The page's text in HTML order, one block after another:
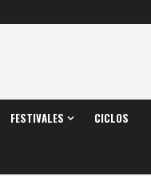
FESTIVALES CICLOS